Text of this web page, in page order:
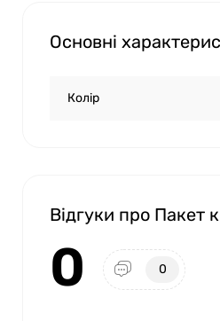
Основні
Колір
Відгуки про Пакет
0 0